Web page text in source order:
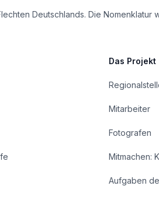
Deutschlands. Die Nomenklatur
Das Projekt
Mitarbeiter
Fotografen
Mitmachen:
Aufgaben